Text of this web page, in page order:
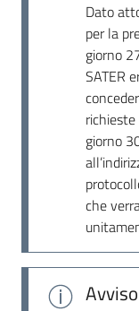
Dato
per la
giorno
SATER
giorno
che
Avviso